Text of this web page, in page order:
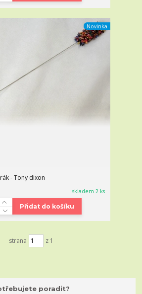
Novinka
- Tony dixon
skladem 2 ks
Přidat do košíku
strana z 1
poradit?